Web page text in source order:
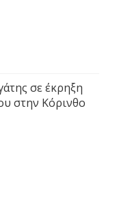
σε έκρηξη
στην Κόρινθο